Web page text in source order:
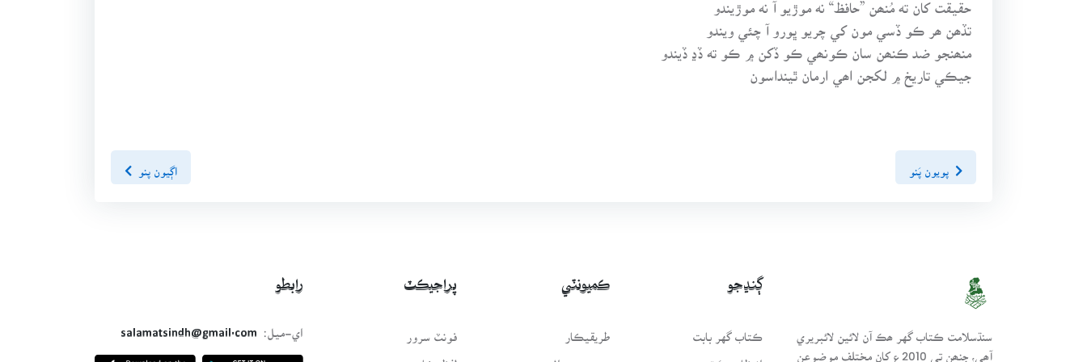
تڏھن ھر ڪو ڏسي مون کي چريو ڀورو آ چئي ويندو
منھنجو ضد ڪنھن سان ڪونھي ڪو ڏکن ۾ ڪو ته ڏڍ ڏيندو
جيڪي تاريخ ۾ لکجن اھي ارمان ٿينداسون
پويون پَنو اڳيون پنو
سنڌسلامت ڪتاب گهر ھڪ آن لائين لائبريري
آھي، جنھن تي 2010ع کان مختلف موضوعن
ڳنڍجو
ڪتاب گهر بابت
انتظامي سَٿ
ڪميونٽي
طريقيڪار
عمومي سوال
پراجيڪٽ
فونٽ سرور
لفظيڪار
رابطو
اي-ميل:
salamatsindh@gmail.com